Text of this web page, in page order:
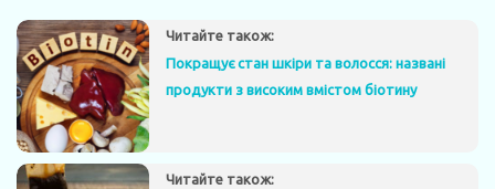
Читайте також:
Покращує стан шкіри та волосся: названі
продукти з високим вмістом біотину
Читайте також: